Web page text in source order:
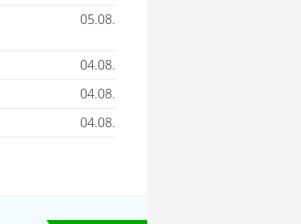
05.08.
04.08.
04.08.
04.08.